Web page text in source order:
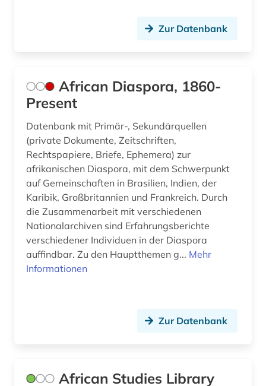
familie und sozialwesen (1)
familiäre gewalt (1)
feldforschung (1)
feminimus (1)
feminismus (23)
fernando pessoa (1)
fernsehen (2)
fid asien (4)
fid ost-, ostmittel- und südosteuropa (1)
Zur Datenbank
African Diaspora, 1860-
Present
Datenbank mit Primär-, Sekundärquellen
(private Dokumente, Zeitschriften,
Rechtspapiere, Briefe, Ephemera) zur
afrikanischen Diaspora, mit dem Schwerpunkt
auf Gemeinschaften in Brasilien, Indien, der
Karibik, Großbritannien und Frankreich. Durch
die Zusammenarbeit mit verschiedenen
Nationalarchiven sind Erfahrungsberichte
verschiedener Individuen in der Diaspora
auffindbar. Zu den Hauptthemen g... Mehr
Informationen
Zur Datenbank
African Studies Library